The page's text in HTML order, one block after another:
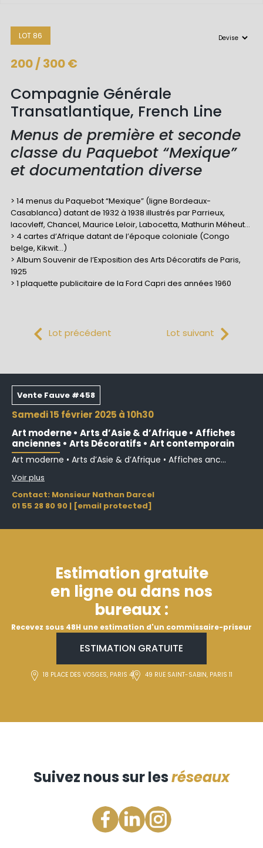
LOT 86
200 / 300 €
Compagnie Générale
Transatlantique, French Line
Menus de première et seconde
classe du Paquebot “Mexique”
et documentation diverse
> 14 menus du Paquebot “Mexique” (ligne Bordeaux-
Casablanca) datant de 1932 à 1938 illustrés par Parrieux,
Iacovleff, Chancel, Maurice Leloir, Labocetta, Mathurin Méheut...
> 4 cartes d’Afrique datant de l’époque coloniale (Congo
belge, Kikwit...)
> Album Souvenir de l’Exposition des Arts Décoratifs de Paris,
1925
> 1 plaquette publicitaire de la Ford Capri des années 1960
Lot précédent Lot suivant
Vente Fauve #458
samedi 15 février 2025 à 10h30
Art moderne • Arts d’Asie & d’Afrique • Affiches
anciennes • Arts Décoratifs • Art contemporain
Art moderne • Arts d’Asie & d’Afrique • Affiches anc...
Voir plus
Contact: Monsieur Nathan Darcel
01 55 28 80 90 | [email protected]
Estimation gratuite
en ligne ou dans nos
bureaux :
Recevez sous 48H une estimation d'un commissaire-priseur
ESTIMATION GRATUITE
18 PLACE DES VOSGES, PARIS 4 49 RUE SAINT-SABIN, PARIS 11
Suivez nous sur lesréseaux